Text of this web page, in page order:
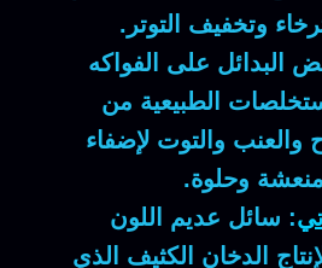
وتخفيف التوتر.
البدائل على الفواكه
الطبيعية من
والعنب والتوت لإضفاء
وحلوة.
: سائل عديم اللون
الدخان الكثيف الذي